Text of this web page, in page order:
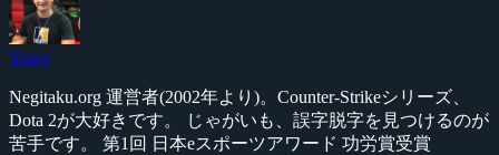
Yossy
Negitaku.org 運営者(2002年より)。Counter-Strikeシリーズ、
Dota 2が大好きです。 じゃがいも、誤字脱字を見つけるのが
苦手です。 第1回 日本eスポーツアワード 功労賞受賞